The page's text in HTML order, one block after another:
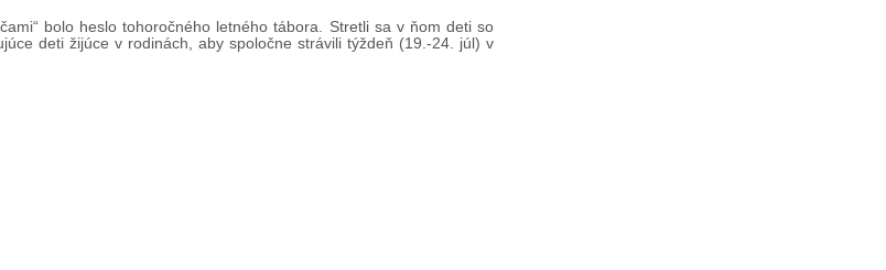
bolo heslo tohoročného letného tábora. Stretli sa v ňom deti so
deti žijúce v rodinách, aby spoločne strávili týždeň (19.-24. júl) v